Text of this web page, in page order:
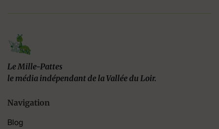
Le Mille-Pattes
le média indépendant de la Vallée du Loir.
Navigation
Blog